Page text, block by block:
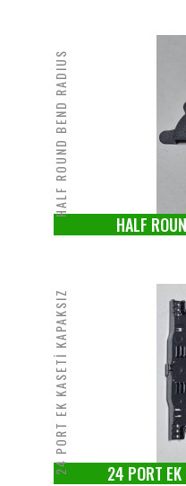
HALF ROUND BEND RADIUS
HALF
24 PORT EK KASETİ KAPAKSIZ 24 PORT EK